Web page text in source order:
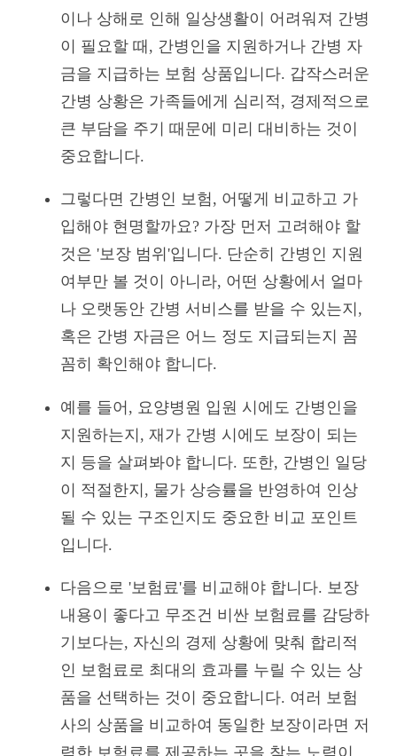
이나 상해로 인해 일상생활이 어려워져 간병
이 필요할 때, 간병인을 지원하거나 간병 자
금을 지급하는 보험 상품입니다. 갑작스러운
간병 상황은 가족들에게 심리적, 경제적으로
큰 부담을 주기 때문에 미리 대비하는 것이
중요합니다.
그렇다면 간병인 보험, 어떻게 비교하고 가
입해야 현명할까요? 가장 먼저 고려해야 할
것은 '보장 범위'입니다. 단순히 간병인 지원
여부만 볼 것이 아니라, 어떤 상황에서 얼마
나 오랫동안 간병 서비스를 받을 수 있는지,
혹은 간병 자금은 어느 정도 지급되는지 꼼
꼼히 확인해야 합니다.
예를 들어, 요양병원 입원 시에도 간병인을
지원하는지, 재가 간병 시에도 보장이 되는
지 등을 살펴봐야 합니다. 또한, 간병인 일당
이 적절한지, 물가 상승률을 반영하여 인상
될 수 있는 구조인지도 중요한 비교 포인트
입니다.
다음으로 '보험료'를 비교해야 합니다. 보장
내용이 좋다고 무조건 비싼 보험료를 감당하
기보다는, 자신의 경제 상황에 맞춰 합리적
인 보험료로 최대의 효과를 누릴 수 있는 상
품을 선택하는 것이 중요합니다. 여러 보험
사의 상품을 비교하여 동일한 보장이라면 저